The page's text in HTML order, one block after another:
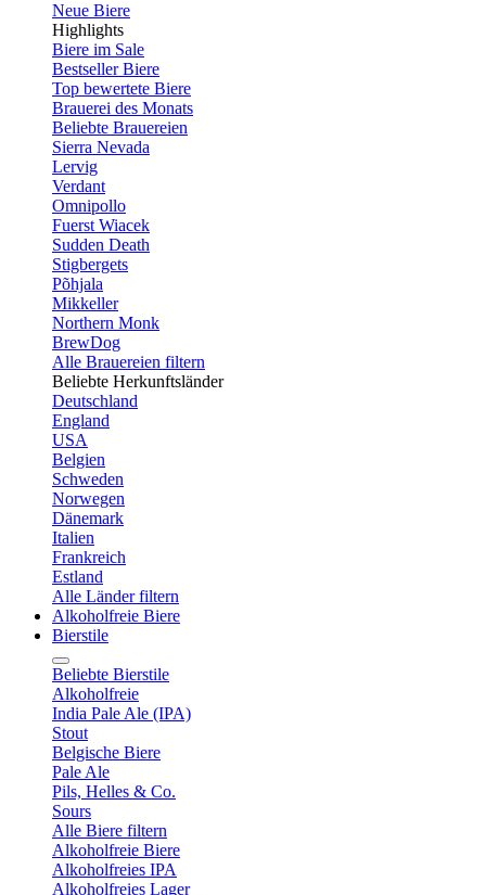
Neue Biere
Highlights
Biere im Sale
Bestseller Biere
Top bewertete Biere
Brauerei des Monats
Beliebte Brauereien
Sierra Nevada
Lervig
Verdant
Omnipollo
Fuerst Wiacek
Sudden Death
Stigbergets
Põhjala
Mikkeller
Northern Monk
BrewDog
Alle Brauereien filtern
Beliebte Herkunftsländer
Deutschland
England
USA
Belgien
Schweden
Norwegen
Dänemark
Italien
Frankreich
Estland
Alle Länder filtern
Alkoholfreie Biere
Bierstile
Beliebte Bierstile
Alkoholfreie
India Pale Ale (IPA)
Stout
Belgische Biere
Pale Ale
Pils, Helles & Co.
Sours
Alle Biere filtern
Alkoholfreie Biere
Alkoholfreies IPA
Alkoholfreies Lager